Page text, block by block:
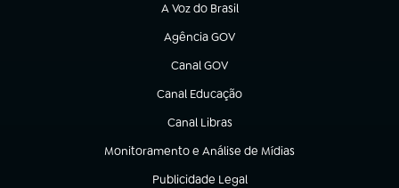
A Voz do Brasil
(abre em nova aba)
Agência GOV
(abre em nova aba)
Canal GOV
(abre em nova aba)
Canal Educação
(abre em nova aba)
Canal Libras
(abre em nova aba)
Monitoramento e Análise de Mídias
(abre em nova aba)
Publicidade Legal